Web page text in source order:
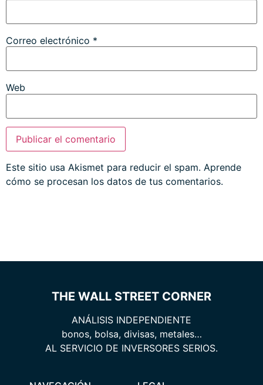
Correo electrónico *
Web
Este sitio usa Akismet para reducir el spam. Aprende
cómo se procesan los datos de tus comentarios.
THE WALL STREET CORNER
ANÁLISIS INDEPENDIENTE
bonos, bolsa, divisas, metales…
AL SERVICIO DE INVERSORES SERIOS.